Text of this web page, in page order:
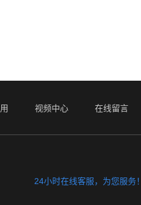
视频中心 在线留言
24小时在线客服，为您服务！